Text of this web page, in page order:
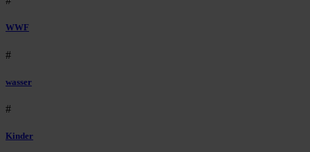
WWF
#
wasser
#
Kinder